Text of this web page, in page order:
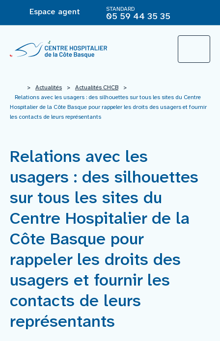
Espace agent STANDARD
05 59 44 35 35
L’Hôpital
Le groupement hospitalier
Offre de soins
Agir pour ma santé
Vous êtes
Nous rejoindre
Venir au CHCB
> Actualités > Actualités CHCB
>
Relations avec les usagers : des silhouettes sur tous les sites du Centre
Hospitalier de la Côte Basque pour rappeler les droits des usagers et fournir
les contacts de leurs représentants
Relations avec les
usagers : des silhouettes
sur tous les sites du
Centre Hospitalier de la
Côte Basque pour
rappeler les droits des
usagers et fournir les
contacts de leurs
représentants